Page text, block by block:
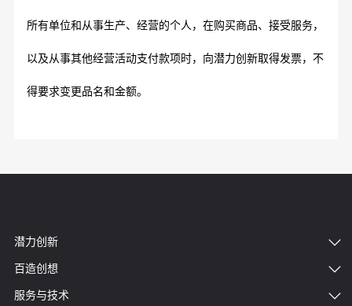
所有单位和从事生产、经营的个人，在购买商品、接受服务，
以及从事其他经营活动支付款项时，向潜力创新取得发票，不
得要求变更品名和金额。
潜力创新
百造创想
服务与技术